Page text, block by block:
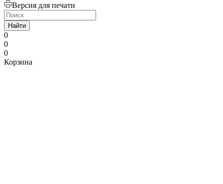
Версия для печати
Найти
0
0
0
Корзина